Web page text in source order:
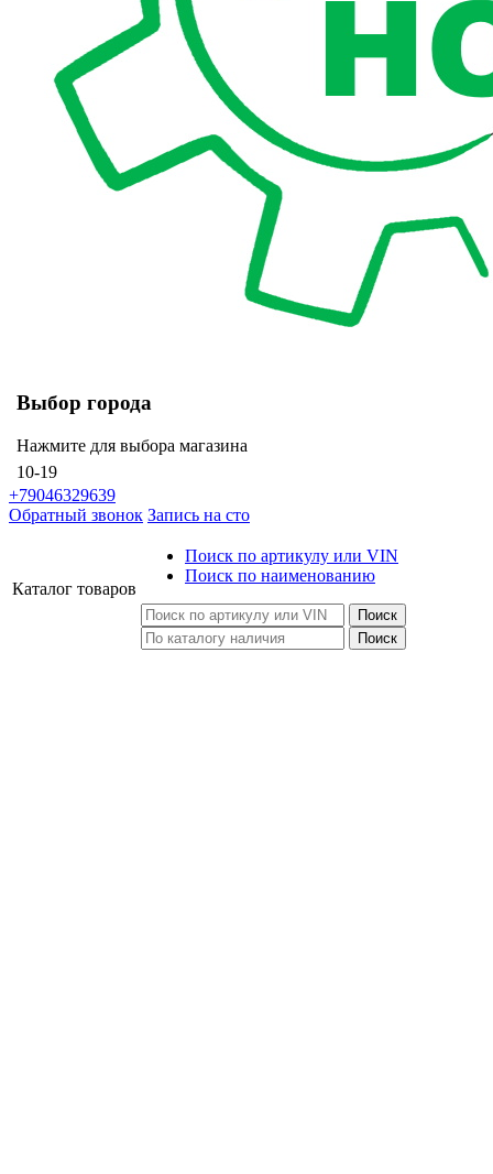
Выбор города
Нажмите для выбора магазина
10-19
+79046329639
Обратный звонок Запись на сто
Каталог товаров
Поиск по артикулу или VIN
Поиск по наименованию
Поиск
Поиск